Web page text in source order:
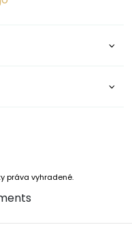
práva vyhradené.